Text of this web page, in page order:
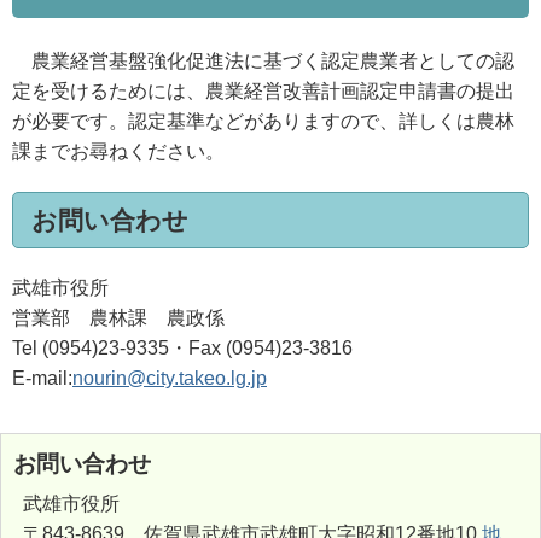
農業経営基盤強化促進法に基づく認定農業者としての認
定を受けるためには、農業経営改善計画認定申請書の提出
が必要です。認定基準などがありますので、詳しくは農林
課までお尋ねください。
お問い合わせ
武雄市役所
営業部 農林課 農政係
Tel (0954)23-9335・Fax (0954)23-3816
E-mail:nourin@city.takeo.lg.jp
お問い合わせ
武雄市役所